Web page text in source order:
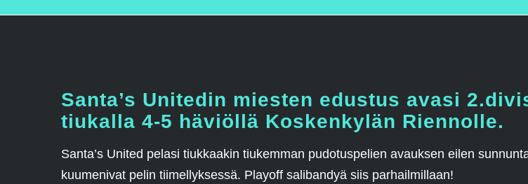
Santa’s Unitedin miesten edustus avasi
tiukalla 4-5 häviöllä Koskenkylän Riennolle.
Santa’s United pelasi tiukkaakin tiukemman pudotuspelien avauksen eilen
kuumenivat pelin tiimellyksessä. Playoff salibandyä siis parhailmillaan!